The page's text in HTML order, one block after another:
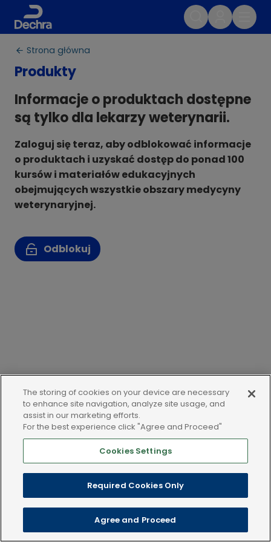
Strona główna
Produkty
Informacje o produktach dostępne
są tylko dla lekarzy weterynarii.
Zaloguj się teraz, aby odblokować informacje
o produktach i uzyskać dostęp do ponad 100
kursów i materiałów edukacyjnych
obejmujących wszystkie obszary medycyny
weterynaryjnej.
Odblokuj
LEGAL AND POLICIES
Copyright © 2025 Dechra Veterinary Products. Wszelkie prawa
The storing of cookies on your device are necessary
to enhance site navigation, analyze site usage, and
assist in our marketing efforts.
For the best experience click "Agree and Proceed"
Cookies Settings
Required Cookies Only
Agree and Proceed